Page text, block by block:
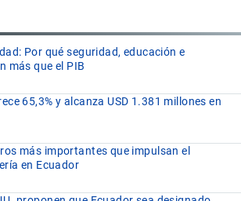
Por qué seguridad, educación e
más que el PIB
65,3% y alcanza USD 1.381 millones en
más importantes que impulsan el
en Ecuador